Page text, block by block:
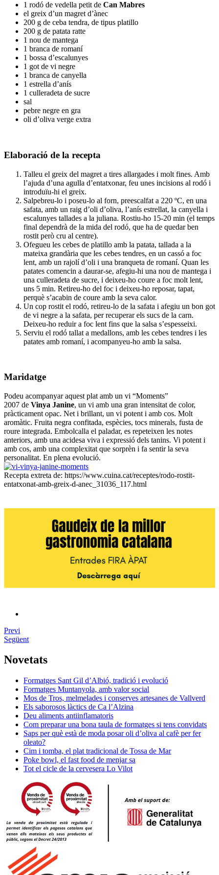
1 rodó de vedella petit de Can Mabres
el greix d’un magret d’ànec
200 g de ceba tendra, de tipus platillo
200 g de patata ratte
1 nou de mantega
1 branca de romaní
1 bossa d’escalunyes
1 got de vi negre
1 branca de canyella
1 estrella d’anís
1 culleradeta de sucre
sal
pebre negre en gra
oli d’oliva verge extra
Elaboració de la recepta
Talleu el greix del magret a tires allargades i molt fines. Amb
l’ajuda d’una agulla d’entatxonar, feu unes incisions al rodó i
introduïu-hi el greix.
Salpebreu-lo i poseu-lo al forn, preescalfat a 220 ºC, en una
safata, amb un raig d’oli d’oliva, l’anís estrellat, la canyella i
escalunyes tallades a la juliana. Rostiu-ho 15-20 min (el temps
final dependrà de la mida del rodó, que ha de quedar ben
rostit però cru al centre).
Ofegueu les cebes de platillo amb la patata, tallada a la
mateixa grandària que les cebes tendres, en un cassó a foc
lent, amb un rajolí d’oli i una branqueta de romaní. Quan les
patates comencin a daurar-se, afegiu-hi una nou de mantega i
una culleradeta de sucre, i deixeu-ho coure a foc molt lent,
uns 5 min. Retireu-ho del foc i deixeu-ho reposar, tapat,
perquè s’acabin de coure amb la seva calor.
Un cop rostit el rodó, retireu-lo de la safata i afegiu un bon got
de vi negre a la safata, per recuperar els sucs de la carn.
Deixeu-ho reduir a foc lent fins que la salsa s’espesseixi.
Serviu el rodó tallat a medallons, amb les cebes tendres i les
patates amb romaní, i acompanyeu-ho amb la salsa.
Maridatge
Podeu acompanyar aquest plat amb un vi “Moments”
2007 de Vinya Janine, un vi amb una gran intensitat de color,
pràcticament opac. Net i brillant, un vi potent i amb cos. Molt
aromàtic. Fruita negra confitada, espècies, tocs minerals, fusta de
roure integrada. Embolcalla el paladar, es repeteixen les notes
anteriors, amb una acidesa viva i expressió dels tanins. Vi potent i
amb cos, amb una complexitat que sorprèn i fa sentir la seva
personalitat. En plena evolució.
Recepta extreta de: https://www.cuina.cat/receptes/rodo-rostit-
entatxonat-amb-greix-d-anec_31036_117.html
Previ
Següent
Novetats
Formatges Sant Gil d’Albió, tradició i evolució
Formatges Muntanyola, amb valor social
Mos de Tros, melmelades i conserves artesanes de Vallverd
Els saborosos làctics de Ca l’Alzina
Deu aliments antiinflamatoris
Com preparar una bona taula de formatges si tens convidats
Saps per què està de moda posar oli d’oliva al cafè per fer
oleato?
Cim i tomba, el plat tradicional de Tossa de Mar
Poke bowl, el fast food de menjar sa
Tot el cicle de la cervesera Lo Vilot